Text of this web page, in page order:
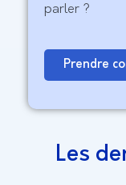
parler ?
Prendre
Les